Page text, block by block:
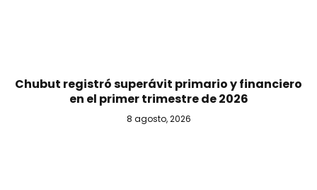
Chubut registró superávit primario y financiero
en el primer trimestre de 2026
8 agosto, 2026